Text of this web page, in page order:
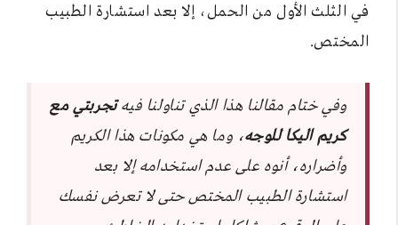
في الثلث الأول من الحمل، إلا بعد استشارة الطبيب
المختص.
وفي ختام مقالنا هذا الذي تناولنا فيهتجربتي مع
كريم اليكا للوجه، وما هي مكونات هذا الكريم
وأضراره، أنوه على عدم استخدامه إلا بعد
استشارة الطبيب المختص حتى لا تعرض نفسك